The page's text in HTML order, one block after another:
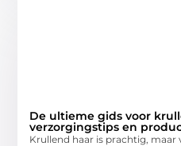
De ultieme gids voor
verzorgingstips en
Krullend haar is prachtig,